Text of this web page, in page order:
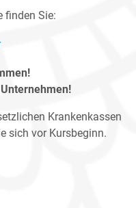
finden Sie:
Krankenkassen
sich vor Kursbeginn.